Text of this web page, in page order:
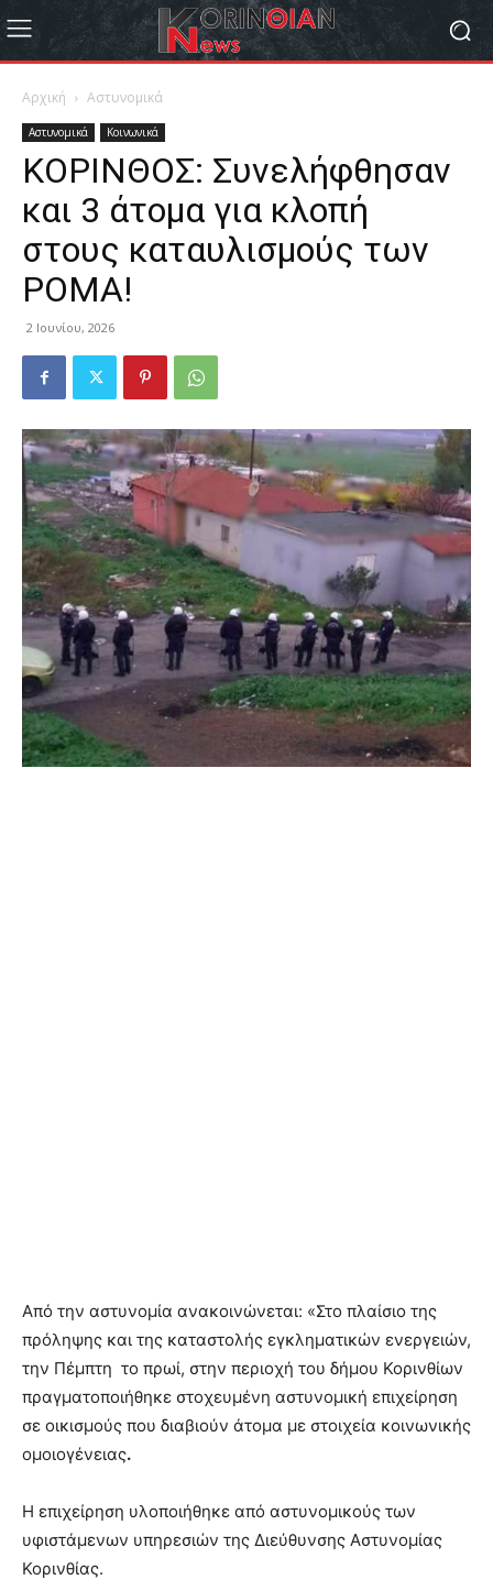
Αρχική Αστυνομικά
Αστυνομικά Κοινωνικά
ΚΟΡΙΝΘΟΣ: Συνελήφθησαν
και 3 άτομα για κλοπή
στους καταυλισμούς των
ΡΟΜΑ!
2 Ιουνίου, 2026
Από την αστυνομία ανακοινώνεται: «Στο πλαίσιο της
πρόληψης και της καταστολής εγκληματικών ενεργειών,
την Πέμπτη το πρωί, στην περιοχή του δήμου Κορινθίων
πραγματοποιήθηκε στοχευμένη αστυνομική επιχείρηση
σε οικισμούς που διαβιούν άτομα με στοιχεία κοινωνικής
ομοιογένειας.
Η επιχείρηση υλοποιήθηκε από αστυνομικούς των
υφιστάμενων υπηρεσιών της Διεύθυνσης Αστυνομίας
Κορινθίας.